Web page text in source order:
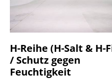
H-Reihe (H-Salt & H-
/ Schutz gegen
Feuchtigkeit